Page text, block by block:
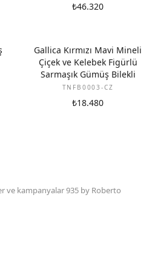
₺46.320
Gallica Kırmızı Mavi Mineli
Çiçek ve Kelebek Figürlü
Sarmaşık Gümüş Bilekli
TNFB0003-CZ
₺18.480
ve kampanyalar 935 by Roberto